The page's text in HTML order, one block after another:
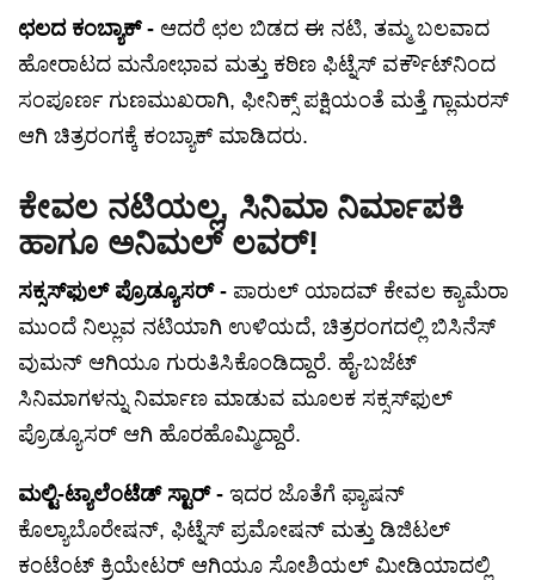
ಛಲದ ಕಂಬ್ಯಾಕ್ - ಆದರೆ ಛಲ ಬಿಡದ ಈ ನಟಿ, ತಮ್ಮ ಬಲವಾದ
ಹೋರಾಟದ ಮನೋಭಾವ ಮತ್ತು ಕಠಿಣ ಫಿಟ್ನೆಸ್ ವರ್ಕೌಟ್‌ನಿಂದ
ಸಂಪೂರ್ಣ ಗುಣಮುಖರಾಗಿ, ಫೀನಿಕ್ಸ್ ಪಕ್ಷಿಯಂತೆ ಮತ್ತೆ ಗ್ಲಾಮರಸ್
ಆಗಿ ಚಿತ್ರರಂಗಕ್ಕೆ ಕಂಬ್ಯಾಕ್ ಮಾಡಿದರು.
ಕೇವಲ ನಟಿಯಲ್ಲ, ಸಿನಿಮಾ ನಿರ್ಮಾಪಕಿ
ಹಾಗೂ ಅನಿಮಲ್ ಲವರ್!
ಸಕ್ಸಸ್‌ಫುಲ್ ಪ್ರೊಡ್ಯೂಸರ್ - ಪಾರುಲ್ ಯಾದವ್ ಕೇವಲ ಕ್ಯಾಮೆರಾ
ಮುಂದೆ ನಿಲ್ಲುವ ನಟಿಯಾಗಿ ಉಳಿಯದೆ, ಚಿತ್ರರಂಗದಲ್ಲಿ ಬಿಸಿನೆಸ್
ವುಮನ್ ಆಗಿಯೂ ಗುರುತಿಸಿಕೊಂಡಿದ್ದಾರೆ. ಹೈ-ಬಜೆಟ್
ಸಿನಿಮಾಗಳನ್ನು ನಿರ್ಮಾಣ ಮಾಡುವ ಮೂಲಕ ಸಕ್ಸಸ್‌ಫುಲ್
ಪ್ರೊಡ್ಯೂಸರ್ ಆಗಿ ಹೊರಹೊಮ್ಮಿದ್ದಾರೆ.
ಮಲ್ಟಿ-ಟ್ಯಾಲೆಂಟೆಡ್ ಸ್ಟಾರ್ - ಇದರ ಜೊತೆಗೆ ಫ್ಯಾಷನ್
ಕೊಲ್ಯಾಬೊರೇಷನ್, ಫಿಟ್ನೆಸ್ ಪ್ರಮೋಷನ್ ಮತ್ತು ಡಿಜಿಟಲ್
ಕಂಟೆಂಟ್ ಕ್ರಿಯೇಟರ್ ಆಗಿಯೂ ಸೋಶಿಯಲ್ ಮೀಡಿಯಾದಲ್ಲಿ